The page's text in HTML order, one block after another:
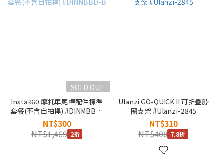
SOLD OUT
Insta360 摩托車尾桿配件標準
套餐(不含自拍桿) #DINMBBD-
B
NT$300
NT$1,469 2折
Ulanzi GO-QUICK II 可折疊脖
圈支架 #Ulanzi-2845
NT$310
NT$400 7.8折